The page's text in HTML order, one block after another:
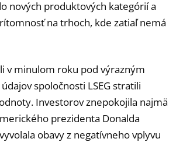
nových produktových kategórií a
na trhoch, kde zatiaľ nemá
v minulom roku pod výrazným
spoločnosti LSEG stratili
Investorov znepokojila najmä
prezidenta Donalda
obavy z negatívneho vplyvu